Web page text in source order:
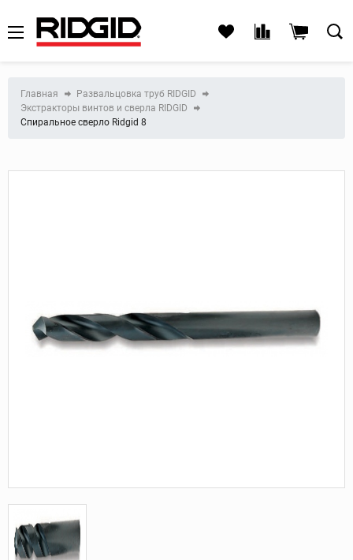
Главная
Развальцовка труб RIDGID
Экстракторы винтов и сверла RIDGID
Спиральное сверло Ridgid 8